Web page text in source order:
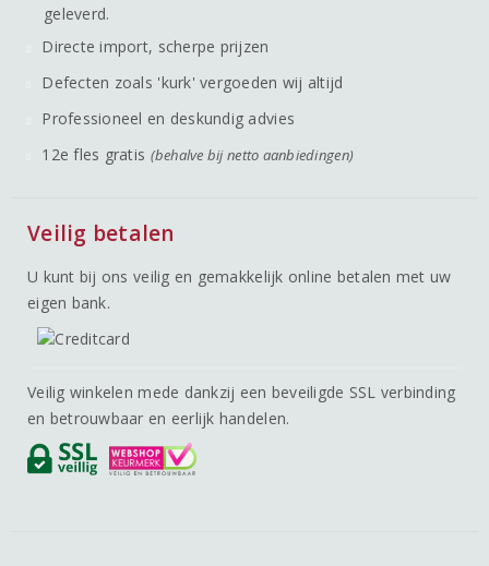
geleverd.
Directe import, scherpe prijzen
Defecten zoals 'kurk' vergoeden wij altijd
Professioneel en deskundig advies
12e fles gratis (behalve bij netto aanbiedingen)
Veilig betalen
U kunt bij ons veilig en gemakkelijk online betalen met uw
eigen bank.
Veilig winkelen mede dankzij een beveiligde SSL verbinding
en betrouwbaar en eerlijk handelen.